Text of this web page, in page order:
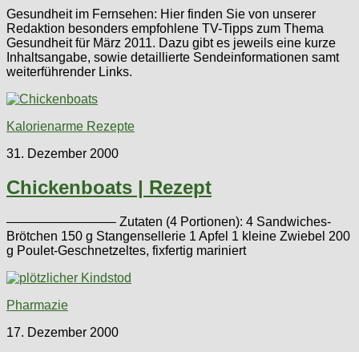
Gesundheit im Fernsehen: Hier finden Sie von unserer
Redaktion besonders empfohlene TV-Tipps zum Thema
Gesundheit für März 2011. Dazu gibt es jeweils eine kurze
Inhaltsangabe, sowie detaillierte Sendeinformationen samt
weiterführender Links.
Kalorienarme Rezepte
31. Dezember 2000
Chickenboats | Rezept
————————– Zutaten (4 Portionen): 4 Sandwiches-
Brötchen 150 g Stangensellerie 1 Apfel 1 kleine Zwiebel 200
g Poulet-Geschnetzeltes, fixfertig mariniert
Pharmazie
17. Dezember 2000